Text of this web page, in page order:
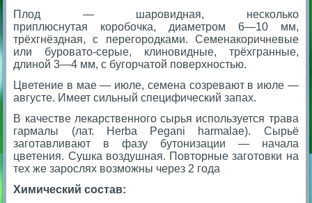
Плод — шаровидная, несколько
приплюснутая коробочка, диаметром 6—10 мм,
трёхгнёздная, с перегородками. Семенакоричневые
или буровато-серые, клиновидные, трёхгранные,
длиной 3—4 мм, с бугорчатой поверхностью.
Цветение в мае — июле, семена созревают в июле —
августе. Имеет сильный специфический запах.
В качестве лекарственного сырья используется трава
гармалы (лат.
Herba Pegani harmalae). Сырьё
заготавливают в фазу бутонизации — начала
цветения. Сушка воздушная. Повторные заготовки на
тех же зарослях возможны через 2 года
Химический состав: